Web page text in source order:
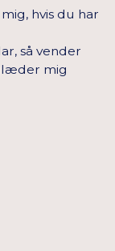
hvis du har
så vender
mig